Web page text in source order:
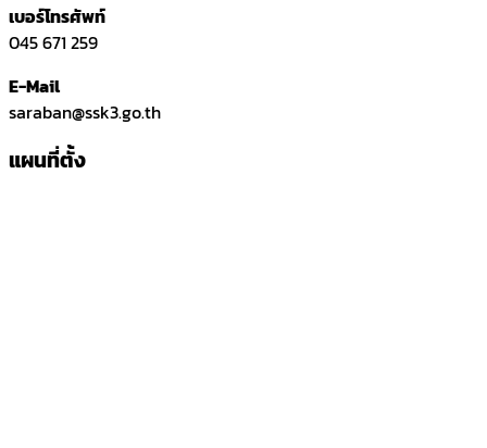
เบอร์โทรศัพท์
045 671 259
E-Mail
saraban@ssk3.go.th
แผนที่ตั้ง